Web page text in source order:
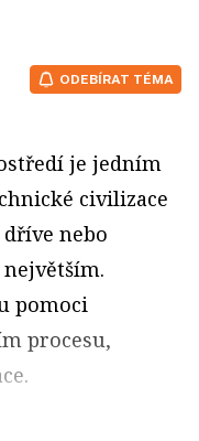
ODEBÍRAT TÉMA
je jedním
civilizace
nebo
pomoci
procesu,